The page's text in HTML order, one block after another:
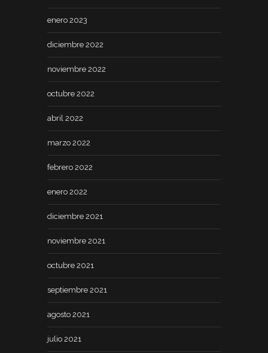
enero 2023
diciembre 2022
noviembre 2022
octubre 2022
abril 2022
marzo 2022
febrero 2022
enero 2022
diciembre 2021
noviembre 2021
octubre 2021
septiembre 2021
agosto 2021
julio 2021